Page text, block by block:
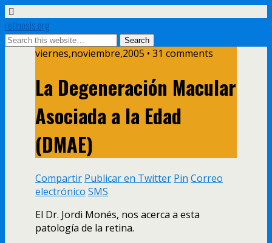
retinosis.org
viernes,noviembre,2005 • 31 comments
La Degeneración Macular
Asociada a la Edad
(DMAE)
Compartir Publicar en Twitter Pin Correo
electrónico SMS
El Dr. Jordi Monés, nos acerca a esta
patologí­a de la retina.